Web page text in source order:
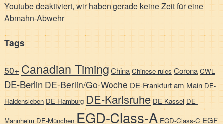
Youtube deaktiviert, wir haben gerade keine Zeit für eine
Abmahn-Abwehr
Tags
50+ Canadian Timing China Chinese rules Corona CWL
DE-Berlin DE-Berlin/Go-Woche DE-Frankfurt am Main DE-
Haldensleben DE-Hamburg DE-Karlsruhe DE-Kassel DE-
Mannheim DE-München EGD-Class-A EGD-Class-C EGF